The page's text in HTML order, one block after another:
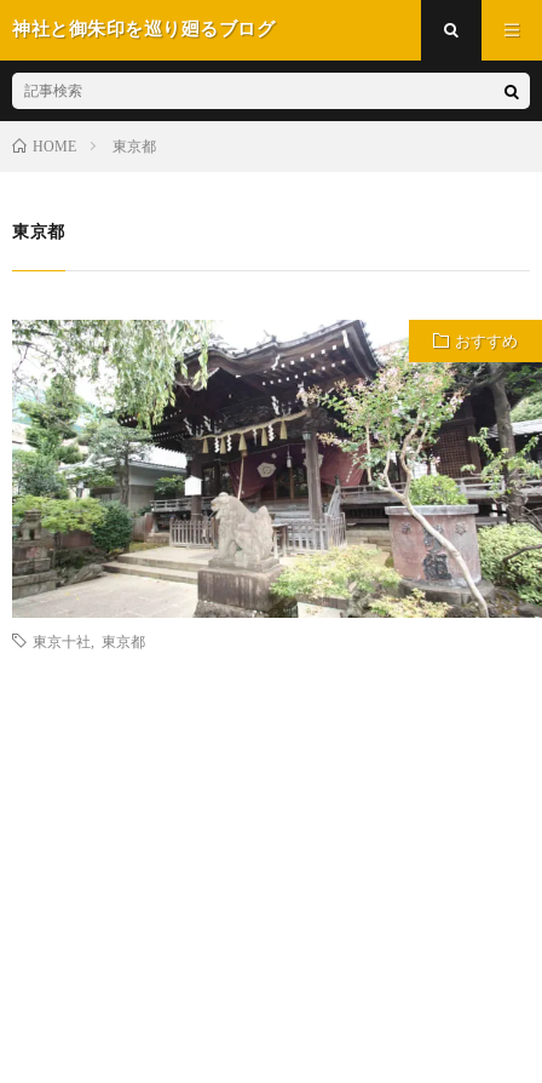
神社と御朱印を巡り廻るブログ
HOME 東京都
東京都
おすすめ
東京十社 東京都